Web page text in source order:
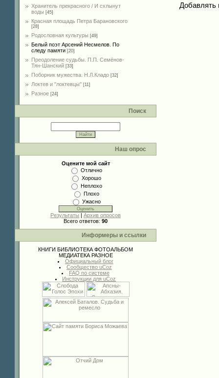
Хранитель прекрасного / И схлынут
воды [45]
Красная площадь Петра Барановского
[28]
Родословная культуры [49]
Белый поэт Арсений Несмелов. По
следу памяти [20]
Преодоление судьбы. П.П. Семёнов-
Тян-Шанский [33]
Поборник мужества. Н.Л.Кладо [32]
Локтев и "локтевцы" [11]
Разное [24]
Поиск
Наш опрос
Оцените мой сайт
Отлично
Хорошо
Неплохо
Плохо
Ужасно
Результаты | Архив опросов
Всего ответов: 90
Информеры и ссылки
КНИГИ БИБЛИОТЕКА ФОТОАЛЬБОМ
МЕДИАТЕКА РАЗНОЕ
Официальный блог
Сообщество uCoz
FAQ по системе
Инструкции для uCoz
Добавлять